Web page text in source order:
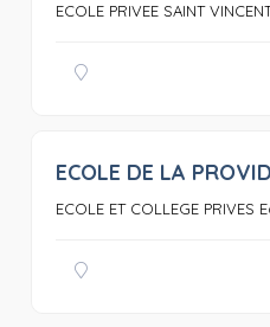
ECOLE PRIVEE SAINT
ECOLE DE LA
ECOLE ET COLLEGE